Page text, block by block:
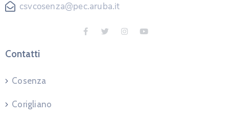
csvcosenza@pec.aruba.it
Contatti
Cosenza
Corigliano